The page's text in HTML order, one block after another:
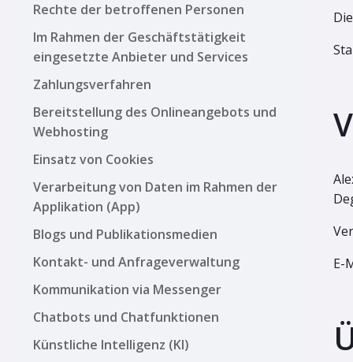
Rechte der betroffenen Personen
Im Rahmen der Geschäftstätigkeit
eingesetzte Anbieter und Services
Zahlungsverfahren
Bereitstellung des Onlineangebots und
Webhosting
Einsatz von Cookies
Verarbeitung von Daten im Rahmen der
Applikation (App)
Blogs und Publikationsmedien
Kontakt- und Anfrageverwaltung
Kommunikation via Messenger
Chatbots und Chatfunktionen
Künstliche Intelligenz (KI)
E-